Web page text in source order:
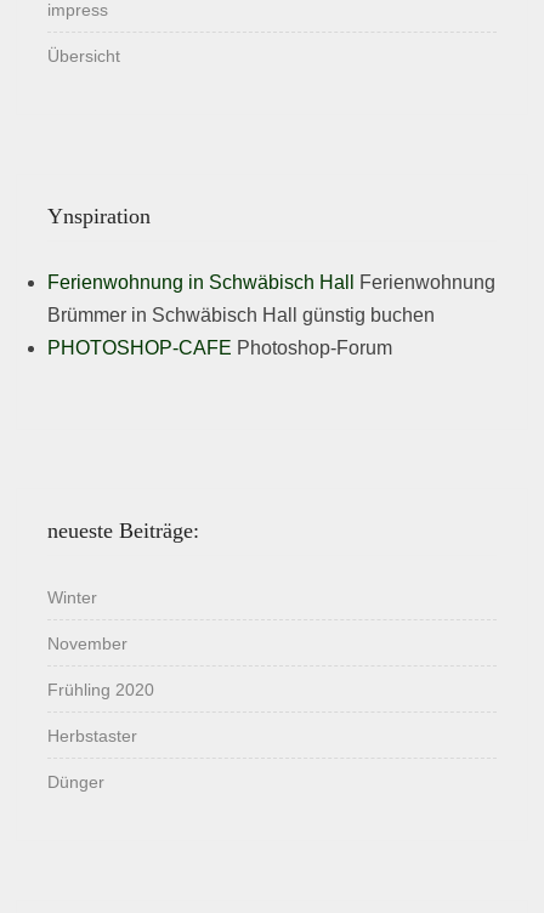
impress
Übersicht
Ynspiration
Ferienwohnung in Schwäbisch Hall
Ferienwohnung
Brümmer in Schwäbisch Hall günstig buchen
PHOTOSHOP-CAFE Photoshop-Forum
neueste Beiträge:
Winter
November
Frühling 2020
Herbstaster
Dünger